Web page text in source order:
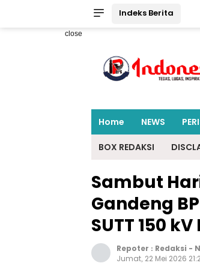
Indeks Berita
close
Home NEWS
BOX REDAKSI
Sambut
Gandeng
SUTT 150
Repoter : Redaksi -
Jumat, 22 Mei 2026